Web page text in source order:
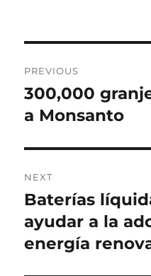
navigation
PREVIOUS
Previous
post:
300,000
a Monsanto
NEXT
Next
post:
Baterías
ayudar a la
energía